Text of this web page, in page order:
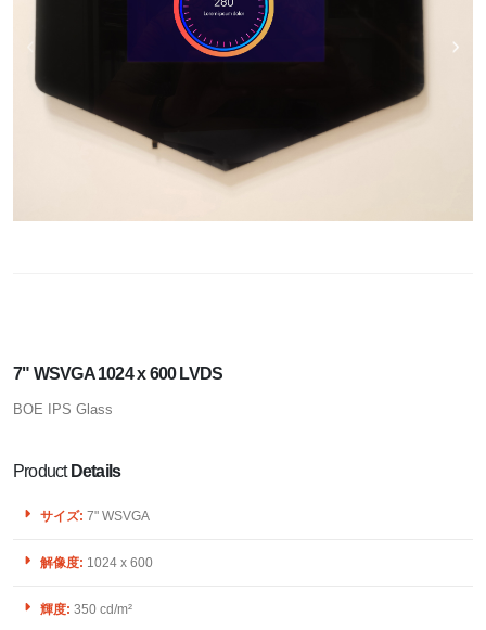
7" WSVGA 1024 x 600 LVDS
BOE IPS Glass
Product Details
サイズ: 7" WSVGA
解像度: 1024 x 600
輝度: 350 cd/m²